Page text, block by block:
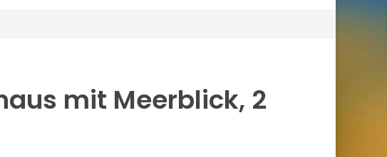
mit Meerblick, 2